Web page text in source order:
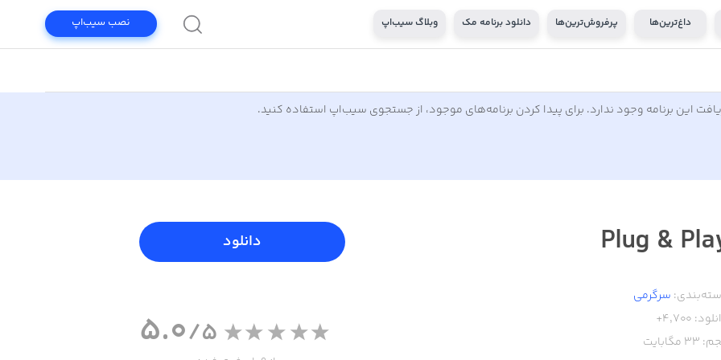
داغ‌ترین‌ها پرفروش‌ترین‌ها دانلود برنامه مک وبلاگ سیب‌اپ نصب سیب‌اپ
این برنامه وجود ندارد. برای پیدا کردن برنامه‌های موجود، از جستجوی سیب‌اپ استفاده کنید.
Plug &
سرگرمی
4,700+
33 مگابایت
دانلود
5.0/5